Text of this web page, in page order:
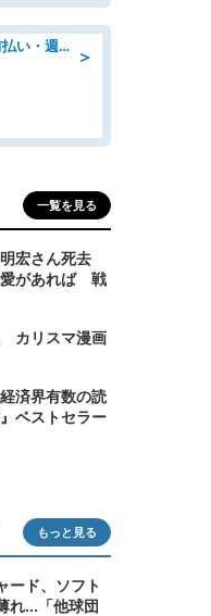
＞
日勤・フォークリフト作業員/前払い・週払い制度あり/長期安定/有給とりやすい/環境充実
一覧を見る
宏さん死去
愛があれば 戦
カリスマ漫画
済界有数の読
ベストセラー
もっと見る
ード、ソフト
れ...「他球団